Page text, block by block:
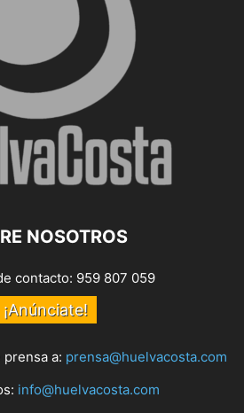
NOSOTROS
contacto: 959 807 059
¡Anúnciate!
a: prensa@huelvacosta.com
info@huelvacosta.com